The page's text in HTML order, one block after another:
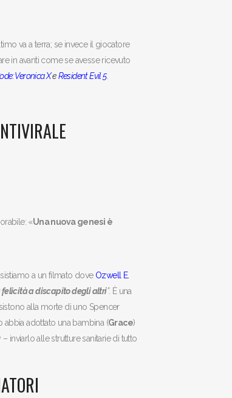
va a terra; se invece il giocatore
in avanti come se avesse ricevuto
Veronica Xe Resident Evil 5.
«Una nuova genesi è
a un filmato dove Ozwell E.
felicità a discapito degli altri”. È una
alla morte di uno Spencer
abbia adottato una bambina (Grace)
inviarlo alle strutture sanitarie di tutto